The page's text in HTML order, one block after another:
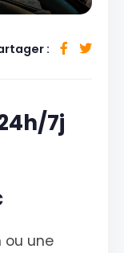
:
7j
ou une